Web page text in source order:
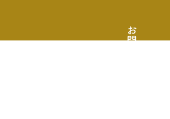
お問合せ